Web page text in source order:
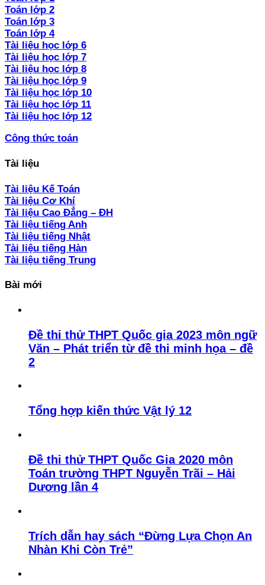
Toán lớp 2
Toán lớp 3
Toán lớp 4
Tài liệu học lớp 6
Tài liệu học lớp 7
Tài liệu học lớp 8
Tài liệu học lớp 9
Tài liệu học lớp 10
Tài liệu học lớp 11
Tài liệu học lớp 12
Công thức toán
Tài liệu
Tài liệu Kế Toán
Tài liệu Cơ Khí
Tài liệu Cao Đẳng – ĐH
Tài liệu tiếng Anh
Tài liệu tiếng Nhật
Tài liệu tiếng Hàn
Tài liệu tiếng Trung
Bài mới
Đề thi thử THPT Quốc gia 2023 môn ngữ
Văn – Phát triển từ đề thi minh họa – đề
2
Tổng hợp kiến thức Vật lý 12
Đề thi thử THPT Quốc Gia 2020 môn
Toán trường THPT Nguyễn Trãi – Hải
Dương lần 4
Trích dẫn hay sách “Đừng Lựa Chọn An
Nhàn Khi Còn Trẻ”